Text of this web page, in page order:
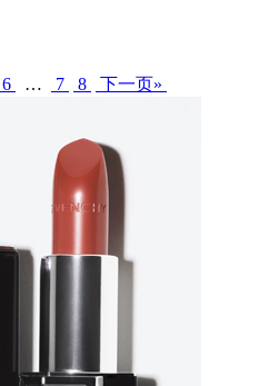
6 … 7 8 下一页»